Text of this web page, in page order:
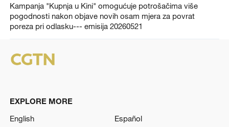
Kampanja "Kupnja u Kini" omogućuje potrošačima više
pogodnosti nakon objave novih osam mjera za povrat
poreza pri odlasku--- emisija 20260521
EXPLORE MORE
English
Español